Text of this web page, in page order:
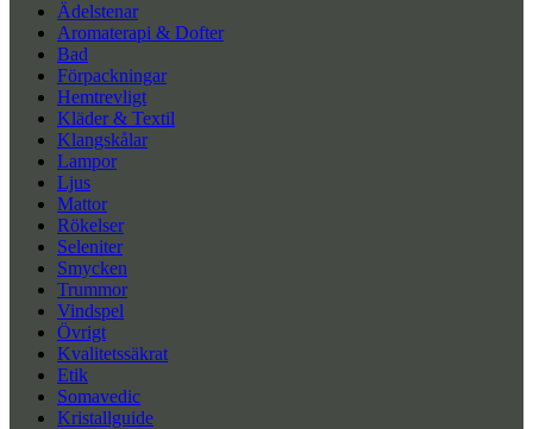
Ädelstenar
Aromaterapi & Dofter
Bad
Förpackningar
Hemtrevligt
Kläder & Textil
Klangskålar
Lampor
Ljus
Mattor
Rökelser
Seleniter
Smycken
Trummor
Vindspel
Övrigt
Kvalitetssäkrat
Etik
Somavedic
Kristallguide